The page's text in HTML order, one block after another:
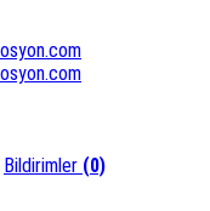
Bildirimler (0)